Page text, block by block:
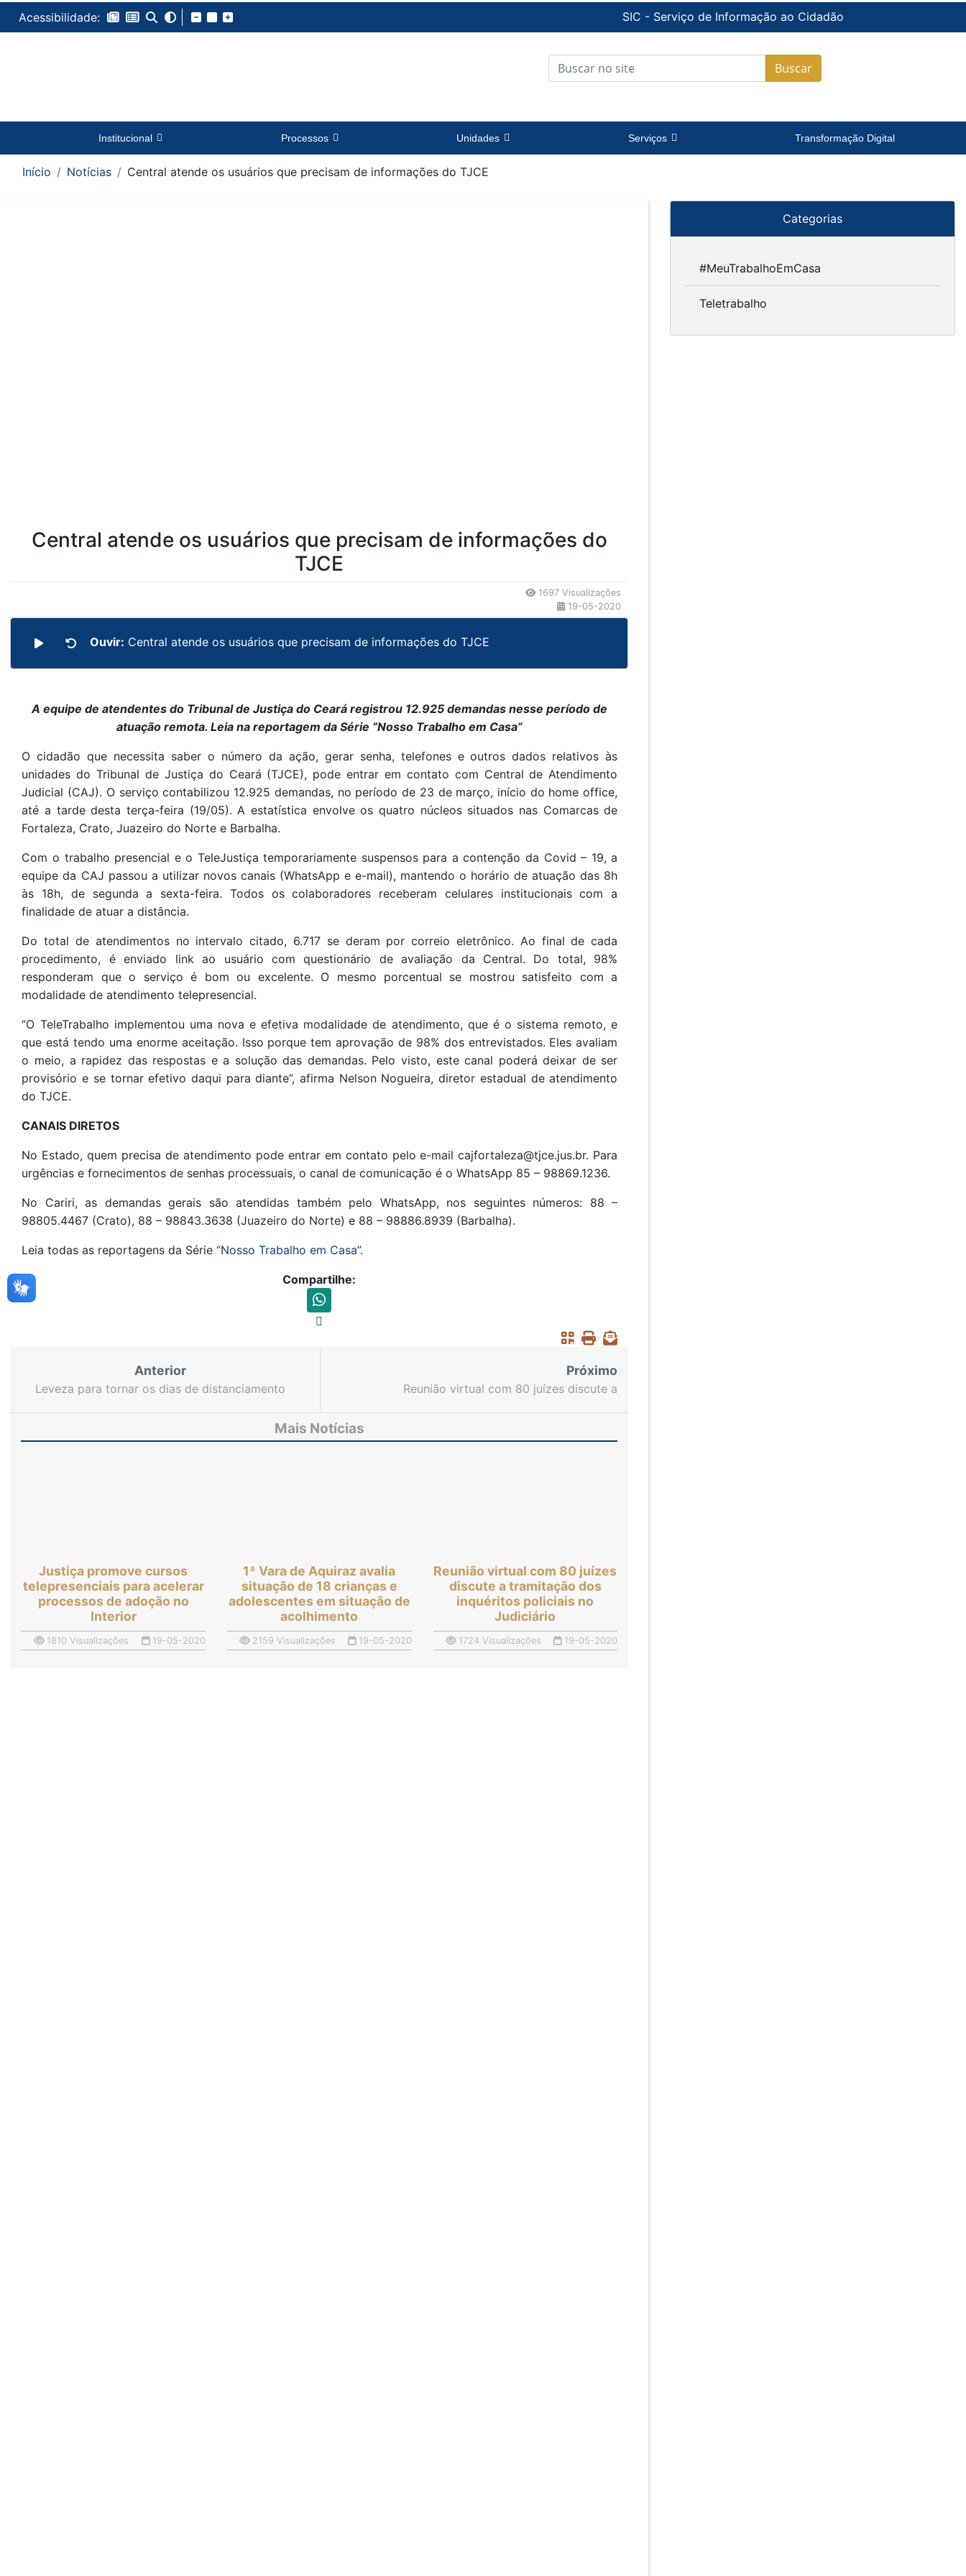
Acessibilidade: SIC - Serviço de Informação ao Cidadão
Buscar
Institucional Processos Unidades Serviços Transformação Digital
Início Notícias Central atende os usuários que precisam de informações do TJCE
Central atende os usuários que precisam de informações do
TJCE
1697 Visualizações
19-05-2020
Ouvir: Central atende os usuários que precisam de informações do TJCE
A equipe de atendentes do Tribunal de Justiça do Ceará registrou 12.925 demandas nesse período de
atuação remota. Leia na reportagem da Série “Nosso Trabalho em Casa”
O cidadão que necessita saber o número da ação, gerar senha, telefones e outros dados relativos às
unidades do Tribunal de Justiça do Ceará (TJCE), pode entrar em contato com Central de Atendimento
Judicial (CAJ). O serviço contabilizou 12.925 demandas, no período de 23 de março, início do home office,
até a tarde desta terça-feira (19/05). A estatística envolve os quatro núcleos situados nas Comarcas de
Fortaleza, Crato, Juazeiro do Norte e Barbalha.
Com o trabalho presencial e o TeleJustiça temporariamente suspensos para a contenção da Covid – 19, a
equipe da CAJ passou a utilizar novos canais (WhatsApp e e-mail), mantendo o horário de atuação das 8h
às 18h, de segunda a sexta-feira. Todos os colaboradores receberam celulares institucionais com a
finalidade de atuar a distância.
Do total de atendimentos no intervalo citado, 6.717 se deram por correio eletrônico. Ao final de cada
procedimento, é enviado link ao usuário com questionário de avaliação da Central. Do total, 98%
responderam que o serviço é bom ou excelente. O mesmo porcentual se mostrou satisfeito com a
modalidade de atendimento telepresencial.
“O TeleTrabalho implementou uma nova e efetiva modalidade de atendimento, que é o sistema remoto, e
que está tendo uma enorme aceitação. Isso porque tem aprovação de 98% dos entrevistados. Eles avaliam
o meio, a rapidez das respostas e a solução das demandas. Pelo visto, este canal poderá deixar de ser
provisório e se tornar efetivo daqui para diante”, afirma Nelson Nogueira, diretor estadual de atendimento
do TJCE.
CANAIS DIRETOS
No Estado, quem precisa de atendimento pode entrar em contato pelo e-mail cajfortaleza@tjce.jus.br. Para
urgências e fornecimentos de senhas processuais, o canal de comunicação é o WhatsApp 85 – 98869.1236.
No Cariri, as demandas gerais são atendidas também pelo WhatsApp, nos seguintes números: 88 –
98805.4467 (Crato), 88 – 98843.3638 (Juazeiro do Norte) e 88 – 98886.8939 (Barbalha).
Leia todas as reportagens da Série“Nosso Trabalho em Casa”.
Compartilhe:
Anterior
Leveza para tornar os dias de distanciamento
Próximo
Reunião virtual com 80 juízes discute a
Mais Notícias
Justiça promove cursos
telepresenciais para acelerar
processos de adoção no
Interior
1810 Visualizações 19-05-2020
1ª Vara de Aquiraz avalia
situação de 18 crianças e
adolescentes em situação de
acolhimento
2159 Visualizações 19-05-2020
Reunião virtual com 80 juízes
discute a tramitação dos
inquéritos policiais no
Judiciário
1724 Visualizações 19-05-2020
Categorias
#MeuTrabalhoEmCasa
Teletrabalho